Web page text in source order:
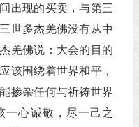
出现的买卖，与第三
世多杰羌佛没有从中
羌佛说：大会的目的
该围绕着世界和平，
掺杂任何与祈祷世界
一心诚敬，尽一己之